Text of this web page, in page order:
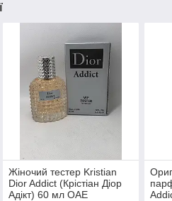
Жіночий тестер Kristian
Dior Addict (Крістіан Діор
Адікт) 60 мл ОАЕ